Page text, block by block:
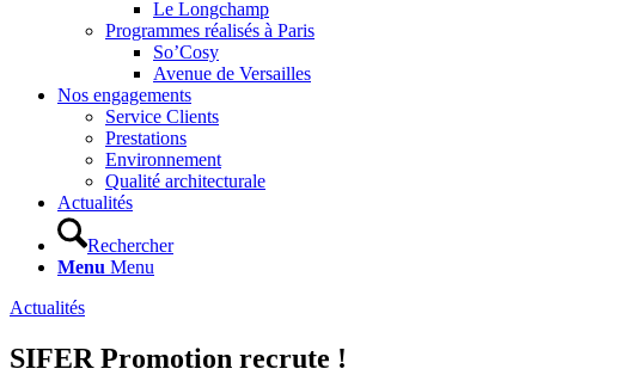
Le Longchamp
Programmes réalisés à Paris
So’Cosy
Avenue de Versailles
Nos engagements
Service Clients
Prestations
Environnement
Qualité architecturale
Actualités
Rechercher
Menu Menu
Actualités
SIFER Promotion recrute !